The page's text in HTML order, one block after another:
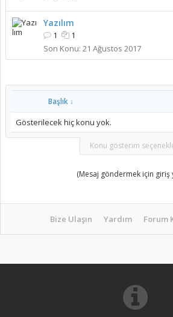
Yazılım
1
1
21 Ağustos 2017
Başlık ↓
Gösterilecek hiç konu yok.
Konu gösterim
(Mesaj göndermek için giriş
Bize Ulaşın Yardım Forum